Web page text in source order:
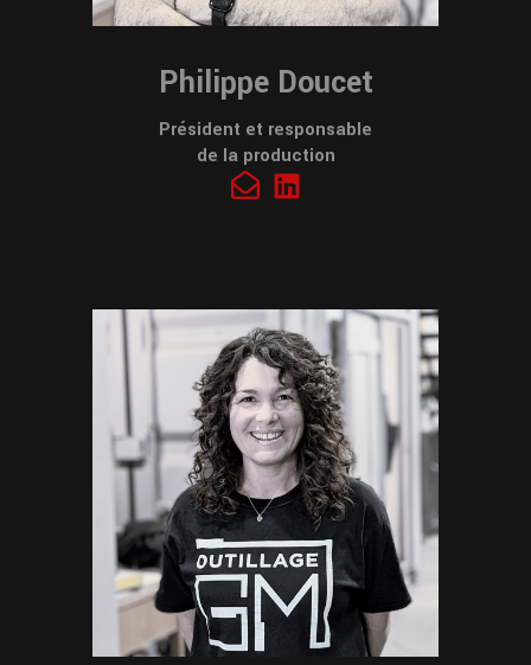
Philippe Doucet
Président et responsable
de la production